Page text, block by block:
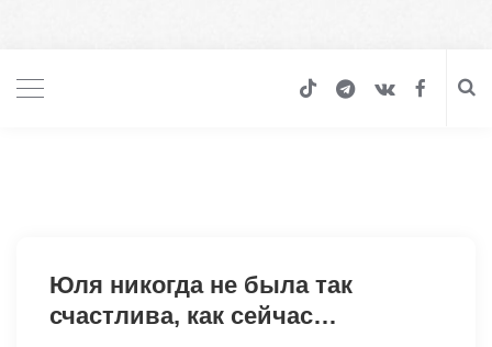
Юля никогда не была так
счастлива, как сейчас…